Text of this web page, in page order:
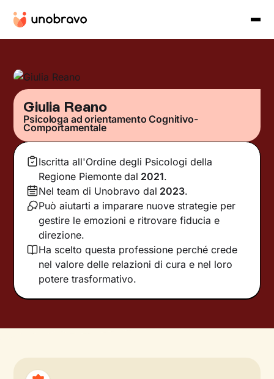
Giulia Reano
Psicologa ad orientamento Cognitivo-
Comportamentale
Iscritta all'Ordine degli Psicologi della
Regione Piemonte dal 2021.
Nel team di Unobravo dal 2023.
Può aiutarti a imparare nuove strategie per
gestire le emozioni e ritrovare fiducia e
direzione.
Ha scelto questa professione perché crede
nel valore delle relazioni di cura e nel loro
potere trasformativo.